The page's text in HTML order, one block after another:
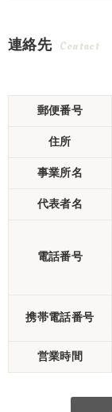
連絡先 Contact
郵便番号
住所
事業所名
代表者名
電話番号
携帯電話番号
営業時間